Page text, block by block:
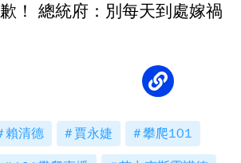
歉！ 總統府：別每天到處嫁禍
賴清德 賈永婕 攀爬101